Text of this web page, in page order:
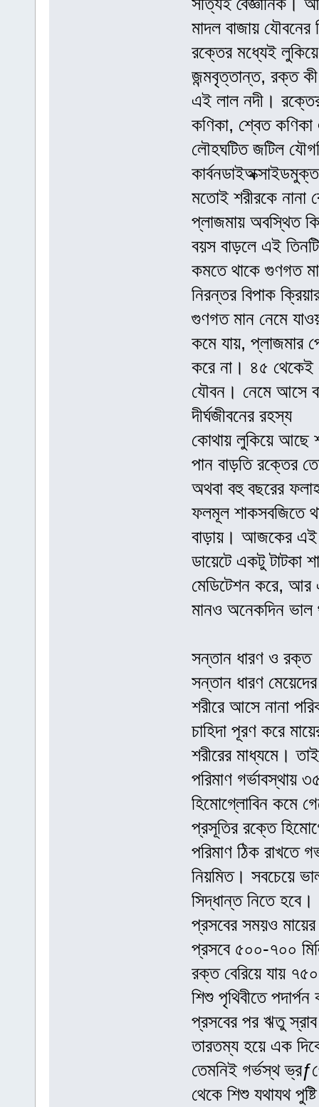
মাদল বাজায়
রক্তের মধ্যেই
জন্মবৃত্তান্ত, রক্ত
এই লাল নদী।
কণিকা, শ্বেত
লৌহঘটিত জটিল
মতোই শরীরকে নানা
প্লাজমায় অবস্থিত
বয়স বাড়লে এই
কমতে থাকে গুণগত
নিরন্তর বিপাক
গুণগত মান নেমে
কমে যায়, প্লাজমার
করে না। ৪৫ থেকেই
যৌবন। নেমে আসে
দীর্ঘজীবনের রহস্য
কোথায় লুকিয়ে আছে
পান বাড়তি রক্তের
অথবা বহু বছরের
ফলমূল শাকসবজিতে
বাড়ায়। আজকের এই
ডায়েটে একটু টাটকা
মেডিটেশন করে, আর
মানও অনেকদিন ভাল
সন্তান ধারণ ও রক্ত
সন্তান ধারণ
শরীরে আসে নানা
চাহিদা পূরণ করে
শরীরের মাধ্যমে।
পরিমাণ
হিমোগ্লোবিন কমে
প্রসূতির রক্তে
পরিমাণ ঠিক রাখতে
নিয়মিত। সবচেয়ে
সিদ্ধান্ত নিতে
প্রসবের সময়ও
প্রসবে ৫০০-৭০০
রক্ত বেরিয়ে যায়
শিশু পৃথিবীতে
প্রসবের পর ঋতু
তারতম্য হয়ে এক
তেমনিই গর্ভস্থ
থেকে শিশু যথাযথ